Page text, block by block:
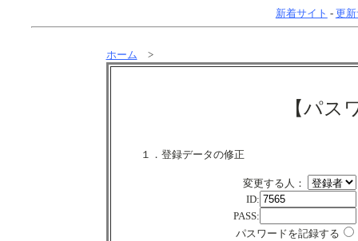
新着サイト - 更
ホーム >
【パス
１．登録データの修正
変更する人：
ID:
PASS:
パスワードを記録する